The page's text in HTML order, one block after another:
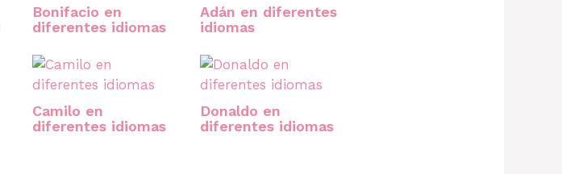
Bonifacio en
diferentes idiomas
Adán en diferentes
idiomas
Camilo en
diferentes idiomas
Donaldo en
diferentes idiomas